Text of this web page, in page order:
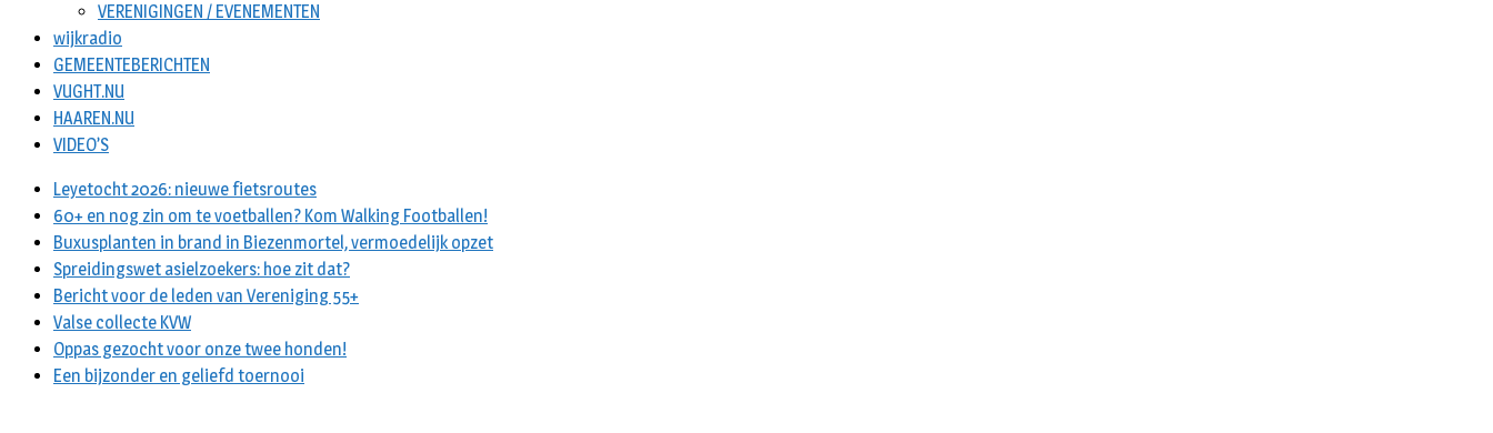
VERENIGINGEN / EVENEMENTEN
wijkradio
GEMEENTEBERICHTEN
VUGHT.NU
HAAREN.NU
VIDEO’S
Leyetocht 2026: nieuwe fietsroutes
60+ en nog zin om te voetballen? Kom Walking Footballen!
Buxusplanten in brand in Biezenmortel, vermoedelijk opzet
Spreidingswet asielzoekers: hoe zit dat?
Bericht voor de leden van Vereniging 55+
Valse collecte KVW
Oppas gezocht voor onze twee honden!
Een bijzonder en geliefd toernooi